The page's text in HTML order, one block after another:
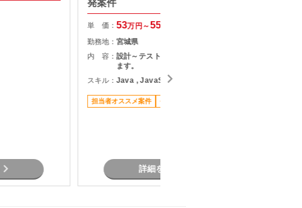
発案件
単 価： 53万円～55
勤務地： 宮城県
内 容： 設計～テストまでをご担当して頂き
ます。
スキル： Java , JavaScript , その他言語
担当者オススメ案件 長期案件
詳細を見る